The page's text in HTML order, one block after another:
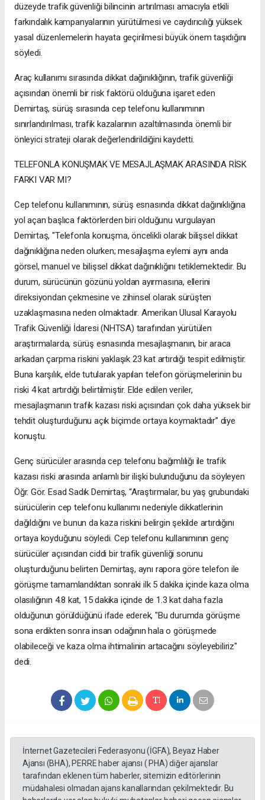
düzeyde trafik güvenliği bilincinin artırılması amacıyla etkili
farkındalık kampanyalarının yürütülmesi ve caydırıcılığı yüksek
yasal düzenlemelerin hayata geçirilmesi büyük önem taşıdığını
söyledi.
Araç kullanımı sırasında dikkat dağınıklığının, trafik güvenliği
açısından önemli bir risk faktörü olduğuna işaret eden
Demirtaş, sürüş sırasında cep telefonu kullanımının
sınırlandırılması, trafik kazalarının azaltılmasında önemli bir
önleyici strateji olarak değerlendirildiğini kaydetti.
TELEFONLA KONUŞMAK VE MESAJLAŞMAK ARASINDA RİSK
FARKI VAR MI?
Cep telefonu kullanımının, sürüş esnasında dikkat dağınıklığına
yol açan başlıca faktörlerden biri olduğunu vurgulayan
Demirtaş, "Telefonla konuşma, öncelikli olarak bilişsel dikkat
dağınıklığına neden olurken; mesajlaşma eylemi aynı anda
görsel, manuel ve bilişsel dikkat dağınıklığını tetiklemektedir. Bu
durum, sürücünün gözünü yoldan ayırmasına, ellerini
direksiyondan çekmesine ve zihinsel olarak sürüşten
uzaklaşmasına neden olmaktadır. Amerikan Ulusal Karayolu
Trafik Güvenliği İdaresi (NHTSA) tarafından yürütülen
araştırmalarda, sürüş esnasında mesajlaşmanın, bir araca
arkadan çarpma riskini yaklaşık 23 kat artırdığı tespit edilmiştir.
Buna karşılık, elde tutularak yapılan telefon görüşmelerinin bu
riski 4 kat artırdığı belirtilmiştir. Elde edilen veriler,
mesajlaşmanın trafik kazası riski açısından çok daha yüksek bir
tehdit oluşturduğunu açık biçimde ortaya koymaktadır” diye
konuştu.
Genç sürücüler arasında cep telefonu bağımlılığı ile trafik
kazası riski arasında anlamlı bir ilişki bulunduğunu da söyleyen
Öğr. Gör. Esad Sadık Demirtaş, “Araştırmalar, bu yaş grubundaki
sürücülerin cep telefonu kullanımı nedeniyle dikkatlerinin
dağıldığını ve bunun da kaza riskini belirgin şekilde artırdığını
ortaya koyduğunu söyledi. Cep telefonu kullanımının genç
sürücüler açısından ciddi bir trafik güvenliği sorunu
oluşturduğunu belirten Demirtaş, aynı rapora göre telefon ile
görüşme tamamlandıktan sonraki ilk 5 dakika içinde kaza olma
olasılığının 4.8 kat, 15 dakika içinde de 1.3 kat daha fazla
olduğunun görüldüğünü ifade ederek, "Bu durumda görüşme
sona erdikten sonra insan odağının hala o görüşmede
olabileceği ve kaza olma ihtimalinin artacağını söyleyebiliriz"
dedi.
İnternet Gazetecileri Federasyonu (İGFA), Beyaz Haber
Ajansı (BHA), PERRE haber ajansı ( PHA) diğer ajanslar
tarafından eklenen tüm haberler, sitemizin editörlerinin
müdahalesi olmadan ajans kanallarından çekilmektedir. Bu